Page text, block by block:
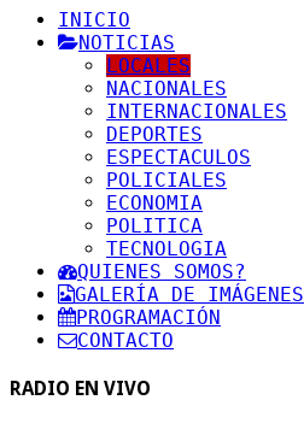
INICIO
NOTICIAS
LOCALES
NACIONALES
INTERNACIONALES
DEPORTES
ESPECTACULOS
POLICIALES
ECONOMIA
POLITICA
TECNOLOGIA
QUIENES SOMOS?
GALERÍA DE IMÁGENES
PROGRAMACIÓN
CONTACTO
RADIO EN VIVO